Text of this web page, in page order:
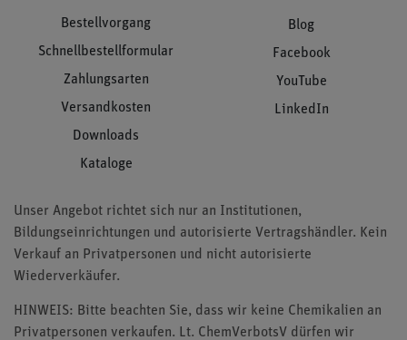
Bestellvorgang
Schnellbestellformular
Zahlungsarten
Versandkosten
Downloads
Kataloge
Blog
Facebook
YouTube
LinkedIn
Unser Angebot richtet sich nur an Institutionen,
Bildungseinrichtungen und autorisierte Vertragshändler. Kein
Verkauf an Privatpersonen und nicht autorisierte
Wiederverkäufer.
HINWEIS: Bitte beachten Sie, dass wir keine Chemikalien an
Privatpersonen verkaufen. Lt. ChemVerbotsV dürfen wir